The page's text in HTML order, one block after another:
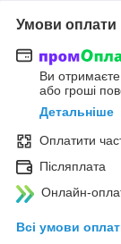
Умови оплати
Ви
або гроші
Детальніше
Оплатити
Післяплата
Онлайн-
Всі умови